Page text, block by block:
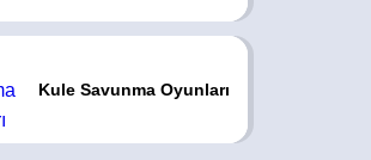
Kule Savunma Oyunları